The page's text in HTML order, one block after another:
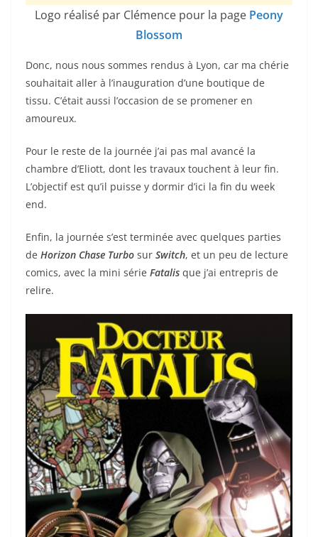
Logo réalisé par Clémence pour la page Peony
Blossom
Donc, nous nous sommes rendus à Lyon, car ma chérie
souhaitait aller à l’inauguration d’une boutique de
tissu. C’était aussi l’occasion de se promener en
amoureux.
Pour le reste de la journée j’ai pas mal avancé la
chambre d’Eliott, dont les travaux touchent à leur fin.
L’objectif est qu’il puisse y dormir d’ici la fin du week
end.
Enfin, la journée s’est terminée avec quelques parties
de Horizon Chase Turbo sur Switch, et un peu de lecture
comics, avec la mini série Fatalis que j’ai entrepris de
relire.